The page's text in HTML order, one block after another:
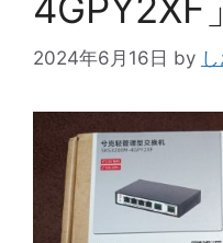
2024年6月16日 by